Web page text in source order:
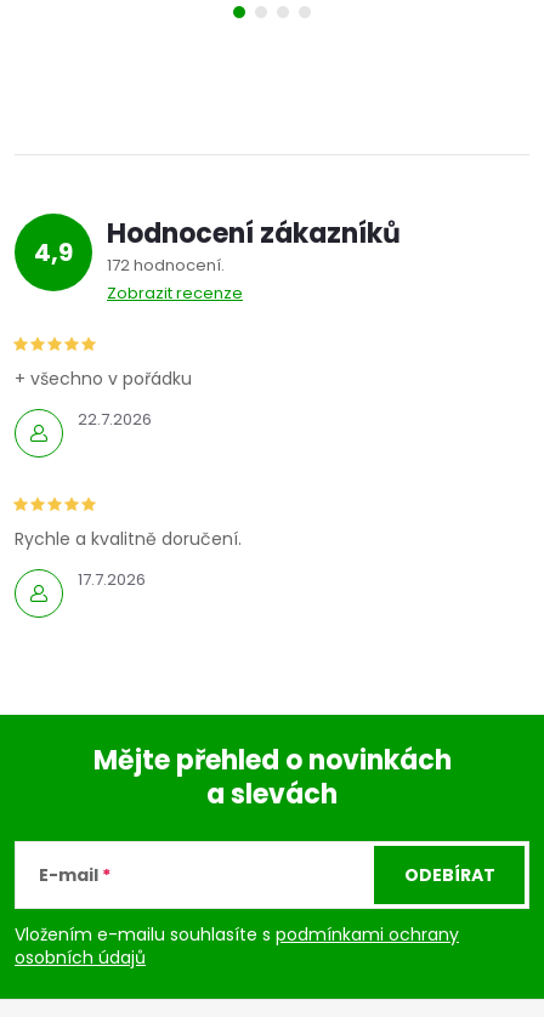
4,9 Hodnocení zákazníků
172 hodnocení
Zobrazit recenze
22.7.2026
+ všechno v pořádku
17.7.2026
Rychle a kvalitně doručení.
p
a
Mějte přehled o novinkách
a slevách
E-mail
Vložením e-mailu souhlasíte s podmínkami ochrany
osobních údajů
ODEBÍRAT